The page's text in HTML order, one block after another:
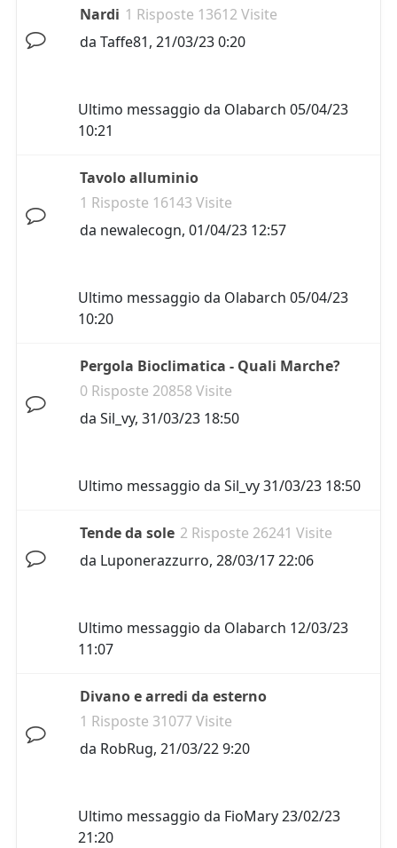
Nardi 1 Risposte 13612 Visite
da Taffe81, 21/03/23 0:20
Ultimo messaggio da Olabarch 05/04/23
10:21
Tavolo alluminio
1 Risposte 16143 Visite
da newalecogn, 01/04/23 12:57
Ultimo messaggio da Olabarch 05/04/23
10:20
Pergola Bioclimatica - Quali Marche?
0 Risposte 20858 Visite
da Sil_vy, 31/03/23 18:50
Ultimo messaggio da Sil_vy31/03/23 18:50
Tende da sole 2 Risposte 26241 Visite
da Luponerazzurro, 28/03/17 22:06
Ultimo messaggio da Olabarch 12/03/23
11:07
Divano e arredi da esterno
1 Risposte 31077 Visite
da RobRug, 21/03/22 9:20
Ultimo messaggio da FioMary23/02/23
21:20